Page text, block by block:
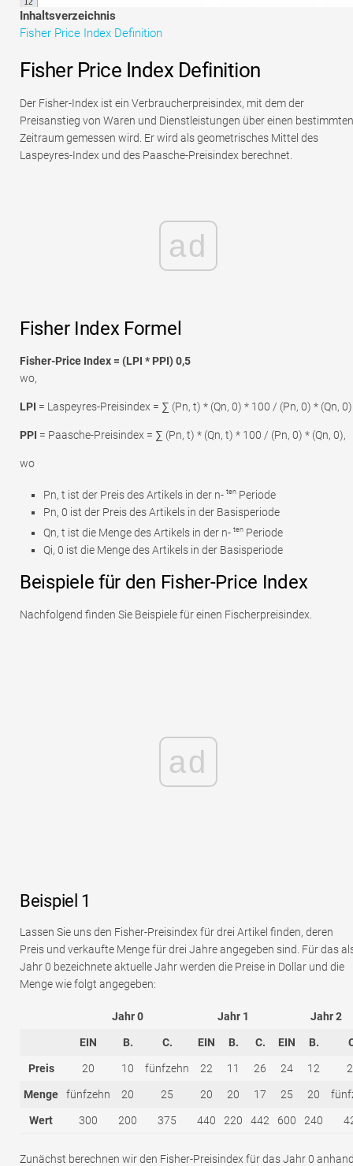
Tutorials zur Finanzmodellierung
Inhaltsverzeichnis
Fisher Price Index Definition
Fisher Price Index Definition
Der Fisher-Index ist ein Verbraucherpreisindex, mit dem der
Preisanstieg von Waren und Dienstleistungen über einen bestimmten
Zeitraum gemessen wird. Er wird als geometrisches Mittel des
Laspeyres-Index und des Paasche-Preisindex berechnet.
ad
Fisher Index Formel
Fisher-Price Index = (LPI * PPI) 0,5
wo,
LPI = Laspeyres-Preisindex = ∑ (Pn, t) * (Qn, 0) * 100 / (Pn, 0) * (Qn, 0)
PPI = Paasche-Preisindex = ∑ (Pn, t) * (Qn, t) * 100 / (Pn, 0) * (Qn, 0),
wo
Pn, t ist der Preis des Artikels in der n- ten Periode
Pn, 0 ist der Preis des Artikels in der Basisperiode
Qn, t ist die Menge des Artikels in der n- ten Periode
Qi, 0 ist die Menge des Artikels in der Basisperiode
Beispiele für den Fisher-Price Index
Nachfolgend finden Sie Beispiele für einen Fischerpreisindex.
ad
Beispiel 1
Lassen Sie uns den Fisher-Preisindex für drei Artikel finden, deren
Preis und verkaufte Menge für drei Jahre angegeben sind. Für das
Jahr 0 bezeichnete aktuelle Jahr werden die Preise in Dollar und die
Menge wie folgt angegeben:
Jahr 0 Jahr 1 Jahr 2
EIN B. C. EIN B. C. EIN B.
Preis 20 10 fünfzehn 22 11 26 24 12
Menge fünfzehn 20 25 20 20 17 25 20
Wert 300 200 375 440 220 442 600 240
Zunächst berechnen wir den Fisher-Preisindex für das Jahr 0